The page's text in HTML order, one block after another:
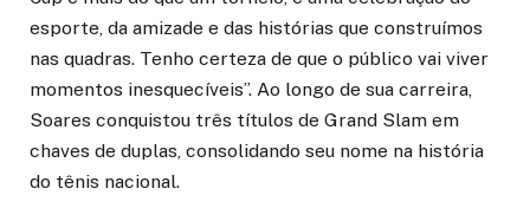
esporte, da amizade e das histórias que construímos
nas quadras. Tenho certeza de que o público vai viver
momentos inesquecíveis”. Ao longo de sua carreira,
Soares conquistou três títulos de Grand Slam em
chaves de duplas, consolidando seu nome na história
do tênis nacional.